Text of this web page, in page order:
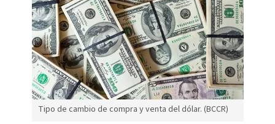
Tipo de cambio de compra y venta del dólar. (BCCR)